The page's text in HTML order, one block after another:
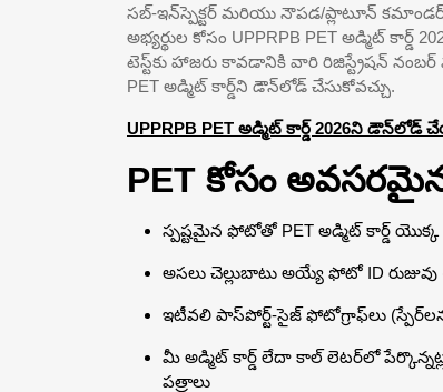
సబ్-ఇన్‌స్పెక్టర్ మరియు నౌపడ/ప్లాటూన్ కమాండర్
అభ్యర్థుల కోసం UPPRPB PET అడ్మిట్ కార్డ్
టెస్ట్‌కు హాజరు కావడానికి వారి రిజిస్ట్రేషన్
PET అడ్మిట్ కార్డ్‌ని డౌన్‌లోడ్ చేసుకోవచ్చు.
UPPRPB PET అడ్మిట్ కార్డ్ 2026ని డౌన్‌లోడ్
PET కోసం
స్పష్టమైన ఫోటోతో PET అడ్మిట్ కార్డ్ యొక్క
అసలు చెల్లుబాటు అయ్యే ఫోటో ID
ఇటీవలి పాస్‌పోర్ట్-సైజ్ ఫోటోగ్రాఫ్‌లు
మీ అడ్మిట్ కార్డ్ లేదా కాల్ లెటర్‌లో
పత్రాలు